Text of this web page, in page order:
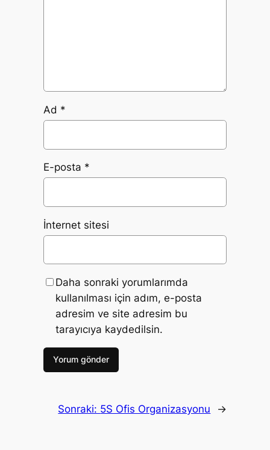
Ad *
E-posta *
İnternet sitesi
Daha sonraki yorumlarımda
kullanılması için adım, e-posta
adresim ve site adresim bu
tarayıcıya kaydedilsin.
Sonraki: 5S Ofis Organizasyonu →